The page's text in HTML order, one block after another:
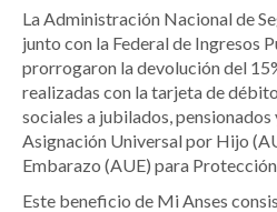
La Administración Nacional de
junto con la Federal de Ingresos
prorrogaron la devolución del
realizadas con la tarjeta de
sociales a jubilados,
Asignación Universal por Hijo
Embarazo (AUE) para
Este beneficio de Mi Anses